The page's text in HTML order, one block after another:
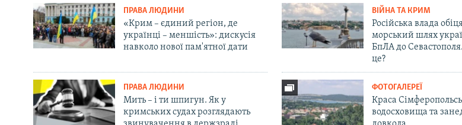
ПРАВА ЛЮДИНИ
«Крим – єдиний регіон, де
українці – меншість»: дискусія
навколо нової пам'ятної дати
ВІЙНА ТА КРИМ
Російська влада
морський шлях
БпЛА до
це?
ПРАВА ЛЮДИНИ
Мить – і ти шпигун. Як у
кримських судах розглядають
ФОТОГАЛЕРЕЇ
Краса
водосховища та